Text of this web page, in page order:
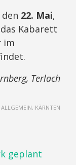
22. Mai,
Kabarett
im
Terlach
KÄRNTEN